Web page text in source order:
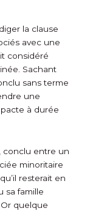
la clause
avec une
considéré
Sachant
sans terme
une
à durée
conclu entre un
minoritaire
resterait en
sa famille
quelque